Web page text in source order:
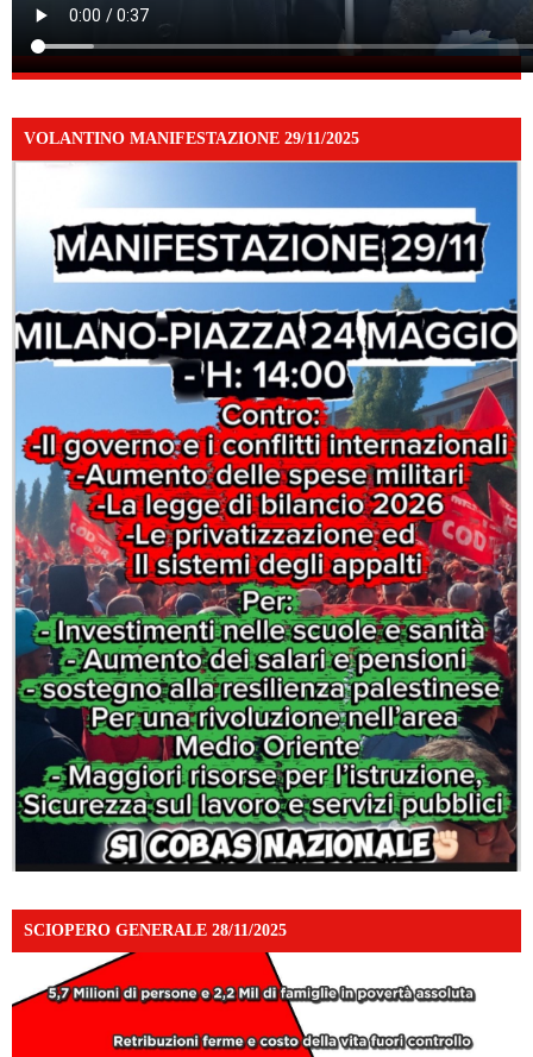
VOLANTINO MANIFESTAZIONE 29/11/2025
SCIOPERO GENERALE 28/11/2025